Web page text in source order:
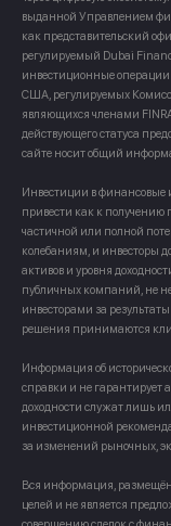
выданной Управлением
как представительский
регулируемый Dubai
инвестиционные
США, регулируемых
являющихся членами
действующего статуса
сайте носит общий
Инвестиции в
привести как к
частичной или полной
колебаниям, и инвесторы
активов и уровня
публичных компаний, не
инвесторами за
решения принимаются
Информация об
справки и не гарантирует
доходности служат лишь
инвестиционной
за изменений рыночных,
Вся информация,
целей и не является